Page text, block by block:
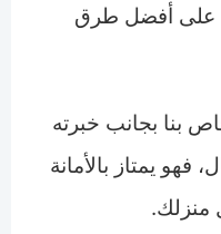
على أفضل طرق
بنا بجانب خبرته
فهو يمتاز بالأمانة
منزلك.